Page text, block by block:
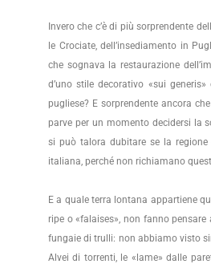
Invero che c’è di più sorprendente
le Crociate, dell’insediamento in
che sognava la restaurazione
d’uno stile decorativo «sui
pugliese? E sorprendente ancora
parve per un momento decidersi la
si può talora dubitare se la
italiana, perché non richiamano
E a quale terra lontana appartiene
ripe o «falaises», non fanno
fungaie di trulli: non abbiamo visto
Alvei di torrenti, le «lame» dalle